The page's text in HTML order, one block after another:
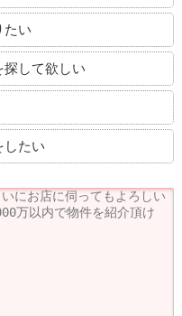
たい
して欲しい
したい